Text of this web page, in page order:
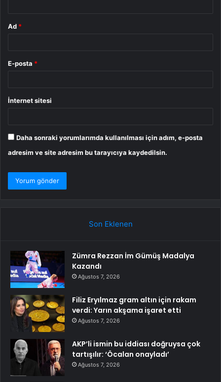
Ad *
E-posta *
İnternet sitesi
Daha sonraki yorumlarımda kullanılması için adım, e-posta
adresim ve site adresim bu tarayıcıya kaydedilsin.
Son Eklenen
Zümra Rezzan İm Gümüş Madalya
Kazandı
Ağustos 7, 2026
Filiz Eryılmaz gram altın için rakam
verdi: Yarın akşama işaret etti
Ağustos 7, 2026
AKP’li ismin bu iddiası doğruysa çok
tartışılır: ‘Öcalan onayladı’
Ağustos 7, 2026